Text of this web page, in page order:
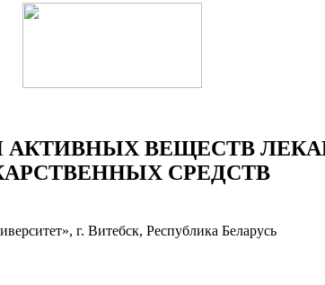
ВЕЩЕСТВ
СРЕДСТВ
г. Витебск, Республика Беларусь